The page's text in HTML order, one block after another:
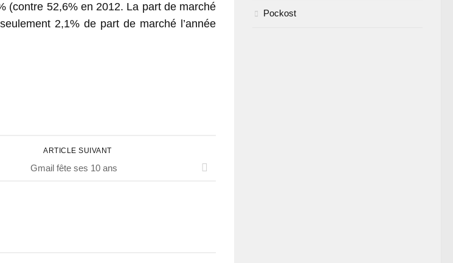
(contre 52,6% en 2012. La part de marché
2,1% de part de marché l’année
ARTICLE SUIVANT
Gmail fête ses 10 ans
Pockost